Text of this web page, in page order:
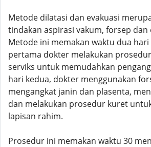
Metode dilatasi dan evakuasi
tindakan aspirasi vakum, forsep dan
Metode ini memakan waktu dua
pertama dokter melakukan
serviks untuk memudahkan
hari kedua, dokter menggunakan
mengangkat janin dan plasenta,
dan melakukan prosedur kuret
lapisan rahim.
Prosedur ini memakan waktu 30